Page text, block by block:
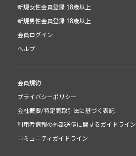
新規女性会員登録 18歳以上
新規男性会員登録 18歳以上
会員ログイン
ヘルプ
会員規約
プライバシーポリシー
会社概要/特定商取引法に基づく表記
利用者情報の外部送信に関するガイドライン
コミュニティガイドライン